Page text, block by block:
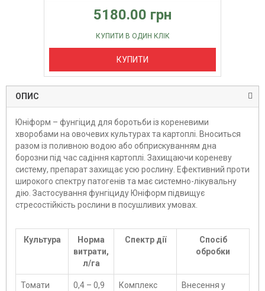
5180.00 грн
КУПИТИ В ОДИН КЛІК
КУПИТИ
ОПИС
Юніформ – фунгіцид для боротьби із кореневими
хворобами на овочевих культурах та картоплі. Вноситься
разом із поливною водою або обприскуванням дна
борозни під час садіння картоплі. Захищаючи кореневу
систему, препарат захищає усю рослину. Ефективний проти
широкого спектру патогенів та має системно-лікувальну
дію. Застосування фунгіциду Юніформ підвищує
стресостійкість рослини в посушливих умовах.
Культура
Норма
витрати,
л/га
Спектр дії
Спосіб
обробки
Томати
0,4 – 0,9
Комплекс
Внесення у